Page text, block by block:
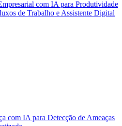
com IA para Produtividade
de Trabalho e Assistente Digital
com IA para Detecção de Ameaças